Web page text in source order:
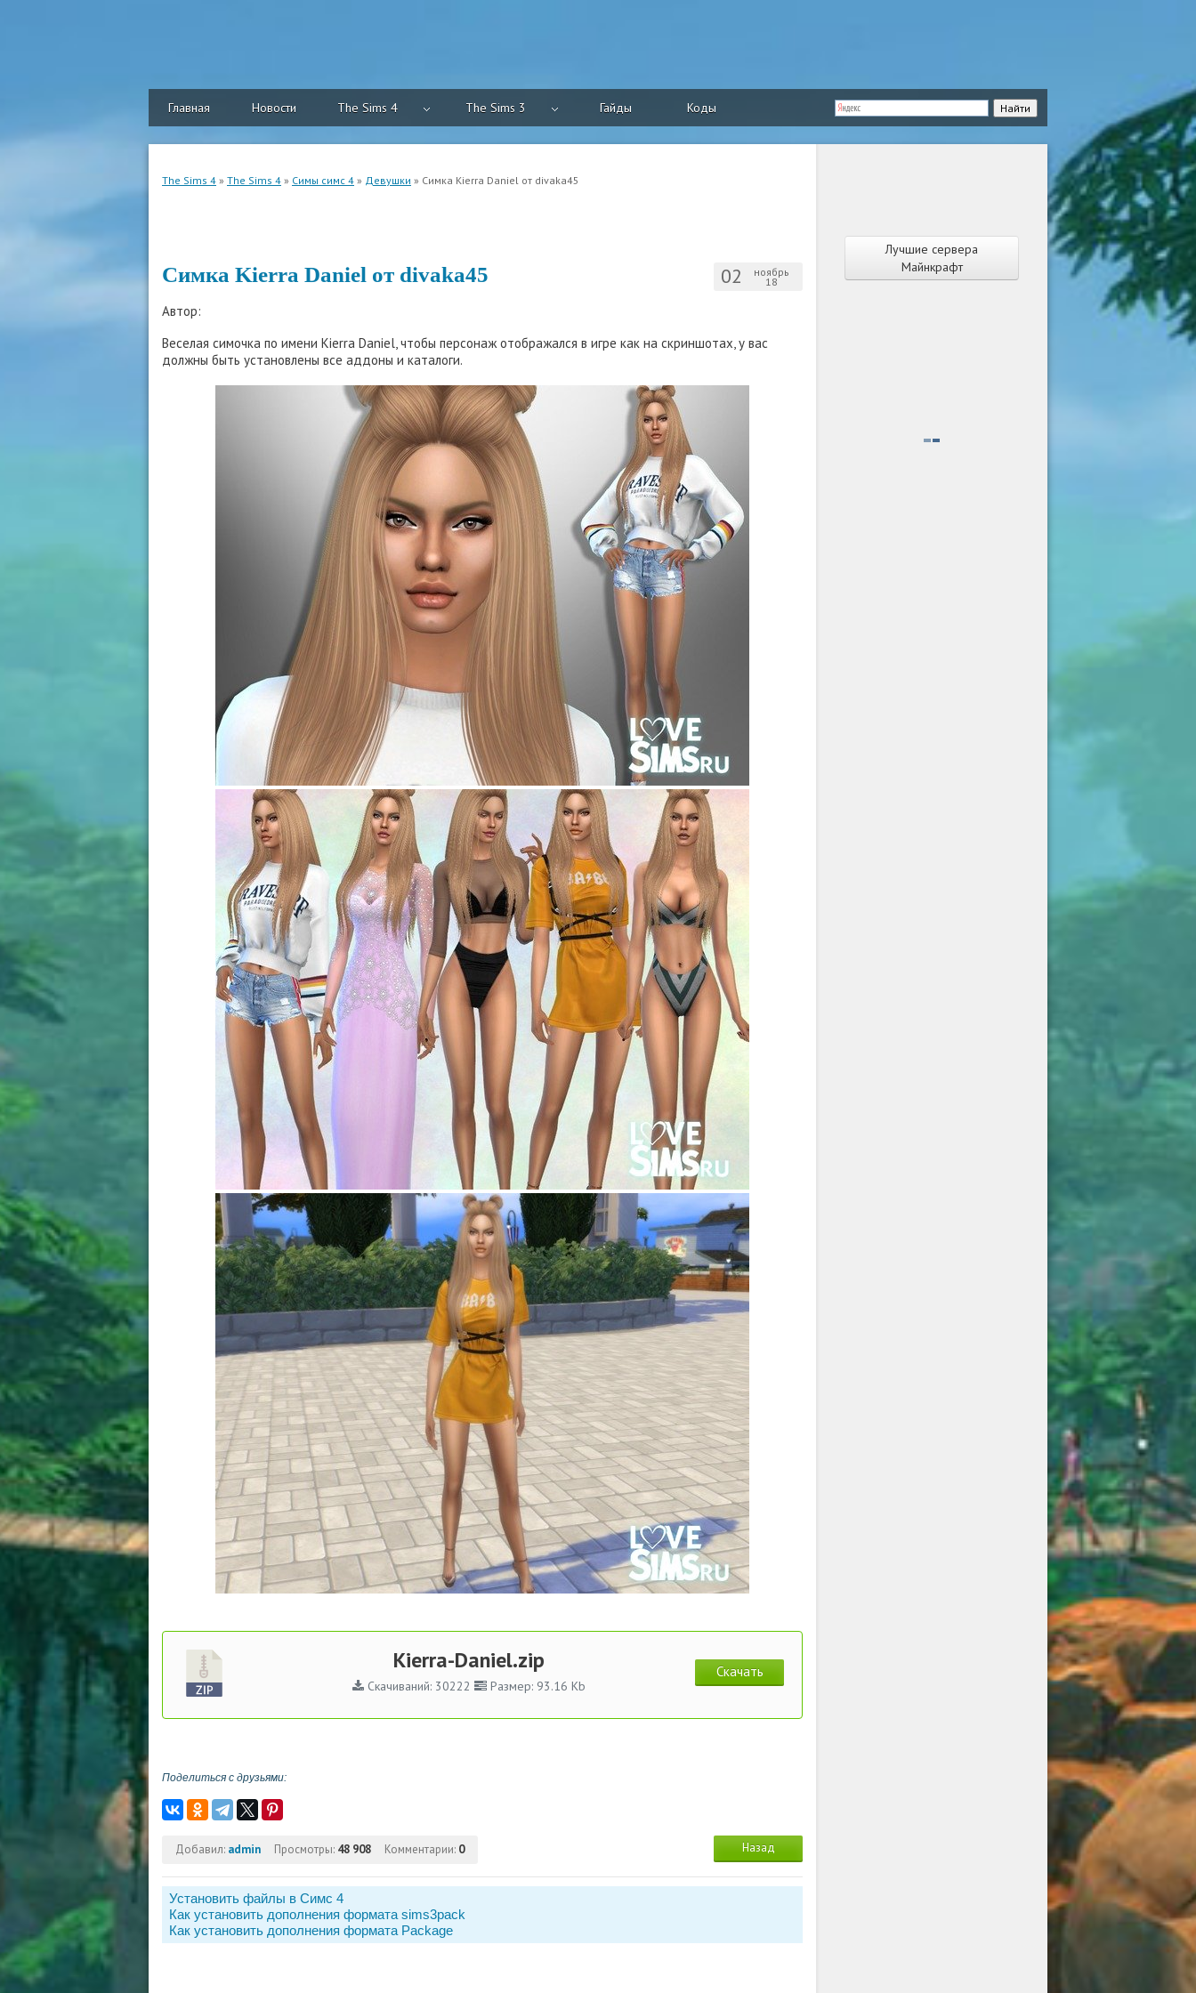
Главная Новости The Sims 4 The Sims 3 Гайды Коды
Лучшие сервера
Майнкрафт
The Sims 4 » The Sims 4 » Симы симс 4 » Девушки » Симка Kierra Daniel от divaka45
02 ноябрь
18
Симка Kierra Daniel от divaka45
Автор:
Веселая симочка по имени Kierra Daniel, чтобы персонаж отображался в игре как на скриншотах, у вас
должны быть установлены все аддоны и каталоги.
Kierra-Daniel.zip
Скачиваний: 30222 Размер: 93.16 Kb
Скачать
Поделиться с друзьями:
Назад
Добавил: admin Просмотры: 48 908 Комментарии: 0
Установить файлы в Симс 4
Как установить дополнения формата sims3pack
Как установить дополнения формата Package